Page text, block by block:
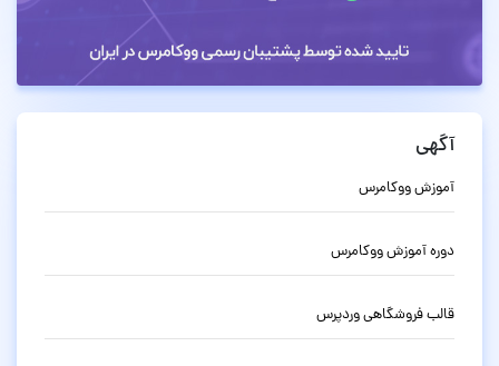
آگهی
آموزش ووکامرس
دوره آموزش ووکامرس
قالب فروشگاهی وردپرس